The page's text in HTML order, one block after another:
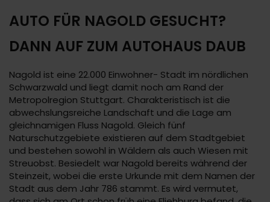
AUTO FÜR NAGOLD GESUCHT?
DANN AUF ZUM AUTOHAUS DAUB
Nagold ist eine 22.000 Einwohner- Stadt im nördlichen
Schwarzwald und liegt damit noch am Rand der
Metropolregion Stuttgart. Charakteristisch ist die
abwechslungsreiche Landschaft und die Lage am
gleichnamigen Fluss Nagold. Gleich fünf
Naturschutzgebiete existieren auf dem Stadtgebiet
und bestehen sowohl in Wäldern als auch Wiesen mit
Streuobst. Besiedelt war Nagold bereits während der
Steinzeit, wobei die erste Urkunde mit dem Namen der
Stadt aus dem Jahr 786 stammt. Es wird vermutet,